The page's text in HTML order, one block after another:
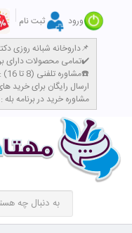
ورود ثبت نام
داروخانه شبانه روزی دکتر رویا میرنظامی📌
تمامی محصولات دارای برچسب اصالت کالا و سیب سلامت میباشند✔️
مشاوره تلفنی (8 تا 16) : 02165389693☎️
​ارسال رایگان برای خرید های بالای 4 میلیون
مشاوره خرید در برنامه بله :